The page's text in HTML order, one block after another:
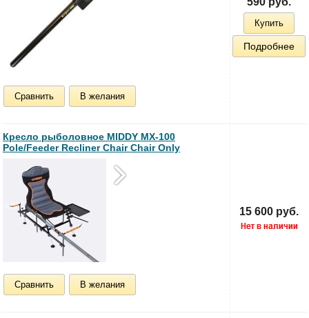
Сравнить В желания
Купить
Подробнее
Кресло рыболовное MIDDY MX-100
Pole/Feeder Recliner Chair Chair Only
Сравнить В желания
15 600 руб.